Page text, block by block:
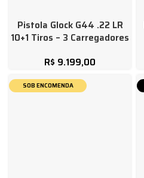
Pistola Glock G44 .22 LR
10+1 Tiros – 3 Carregadores
R$ 9.199,00
SOB ENCOMENDA